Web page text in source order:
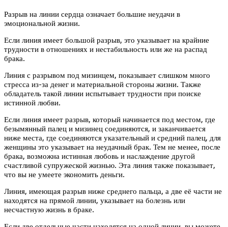
Разрыв на линии сердца означает большие неудачи в
эмоциональной жизни.
Если линия имеет большой разрыв, это указывает на крайние
трудности в отношениях и нестабильность или же на распад
брака.
Линия с разрывом под мизинцем, показывает слишком много
стресса из-за денег и материальной стороны жизни. Также
обладатель такой линии испытывает трудности при поиске
истинной любви.
Если линия имеет разрыв, который начинается под местом, где
безымянный палец и мизинец соединяются, и заканчивается
ниже места, где соединяются указательный и средний палец, для
женщины это указывает на неудачный брак. Тем не менее, после
брака, возможна истинная любовь и наслаждение другой
счастливой супружеской жизнью. Эта линия также показывает,
что вы не умеете экономить деньги.
Линия, имеющая разрыв ниже среднего пальца, а две её части не
находятся на прямой линии, указывает на болезнь или
несчастную жизнь в браке.